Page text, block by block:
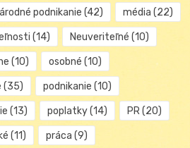
podnikanie (42) média (22)
(14) Neuveriteľné (10)
(10) osobné (10)
(35) podnikanie (10)
(13) poplatky(14) PR(20)
(11) práca (9)